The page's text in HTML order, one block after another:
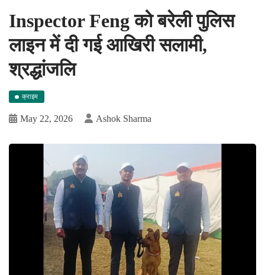
Inspector Feng को बरेली पुलिस
लाइन में दी गई आखिरी सलामी,
श्रद्धांजलि
क्राइम
May 22, 2026 Ashok Sharma